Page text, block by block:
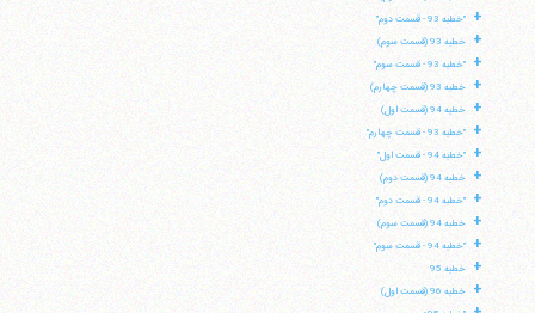
+ "خطبه 93 - قسمت دوم"
+ خطبه 93 (قسمت سوم)
+ "خطبه 93 - قسمت سوم"
+ خطبه 93 (قسمت چهارم)
+ خطبه 94 (قسمت اول)
+ "خطبه 93 - قسمت چهارم"
+ "خطبه 94 - قسمت اول"
+ خطبه 94 (قسمت دوم)
+ "خطبه 94 - قسمت دوم"
+ خطبه 94 (قسمت سوم)
+ "خطبه 94 - قسمت سوم"
+ خطبه 95
+ خطبه 96 (قسمت اول)
ایران